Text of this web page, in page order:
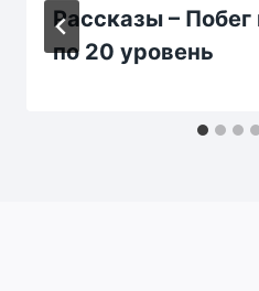
Рассказы –
по 20 уровень